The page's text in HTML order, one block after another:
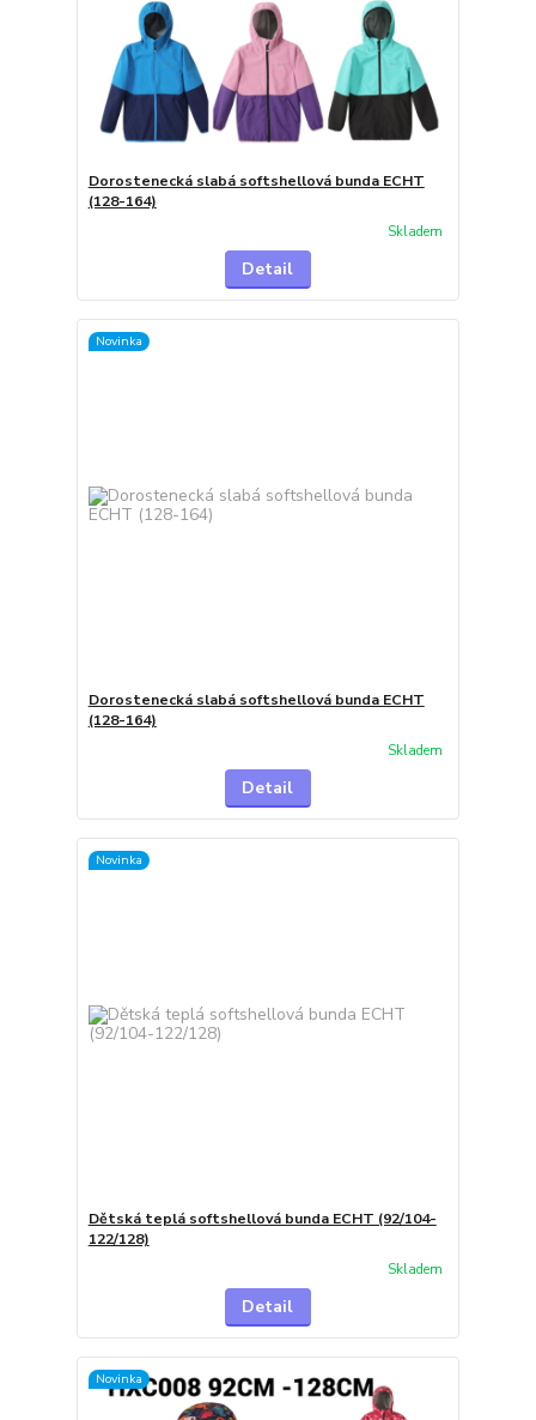
Dorostenecká slabá softshellová bunda ECHT
(128-164)
Skladem
Detail
Novinka
Dorostenecká slabá softshellová bunda ECHT
(128-164)
Skladem
Detail
Novinka
Dětská teplá softshellová bunda ECHT (92/104-
122/128)
Skladem
Detail
Novinka